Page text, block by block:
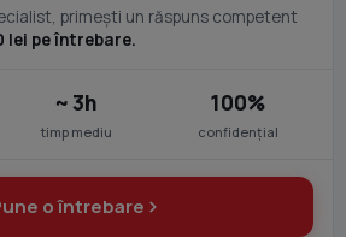
primești un răspuns competent
lei pe întrebare.
~ 3h
timp mediu
100%
confidențial
o întrebare